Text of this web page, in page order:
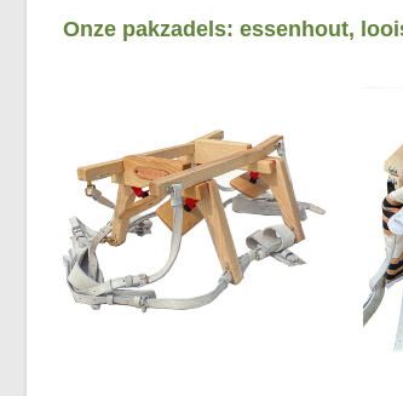
Onze pakzadels: essenhout,